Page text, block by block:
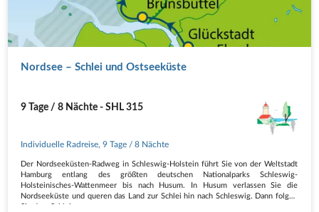
Nordsee – Schlei und Ostseeküste
9 Tage / 8 Nächte - SHL 315
Individuelle Radreise,9 Tage / 8 Nächte
Der Nordseeküsten-Radweg in Schleswig-Holstein führt Sie von der Weltstadt
Hamburg entlang des größten deutschen Nationalparks Schleswig-
Holsteinisches-Wattenmeer bis nach Husum. In Husum verlassen Sie die
Nordseeküste und queren das Land zur Schlei hin nach Schleswig. Dann folgen